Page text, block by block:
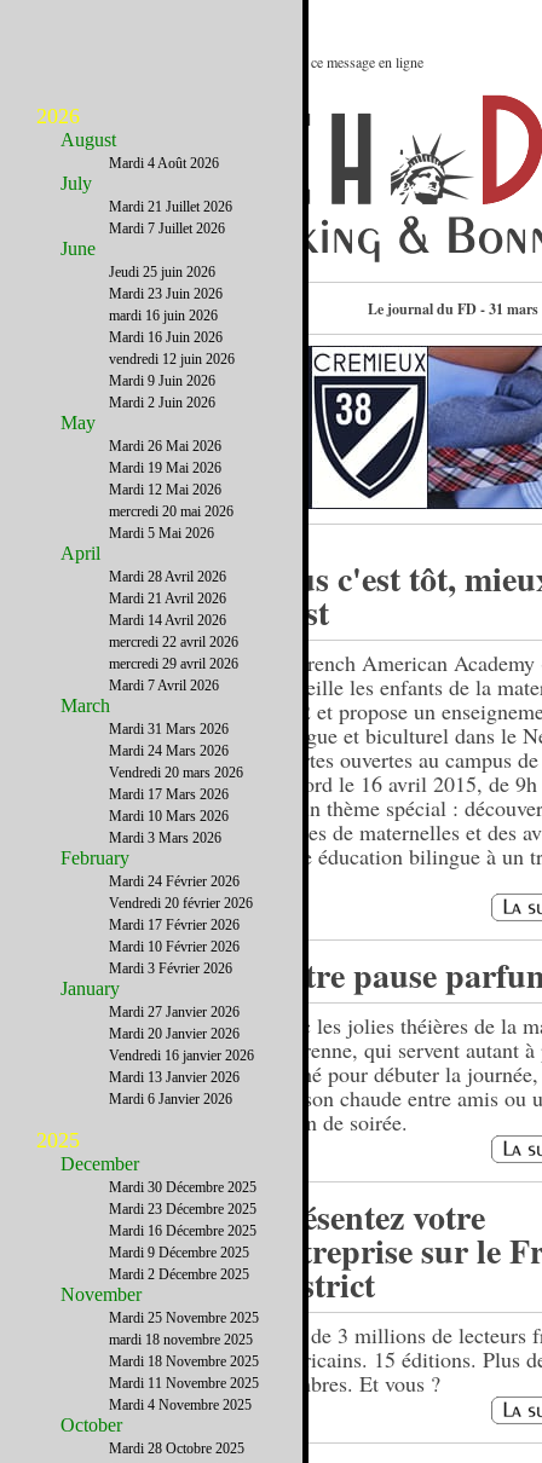
Le meilleur des Etats-Unis : Voir ce message en ligne
Le journal du FD - 31 mars
Plus c'est tôt,
c'est
La French American
accueille les enfants de la
CM2 et propose un
bilingue et biculturel dans le
- Portes ouvertes au campus
Milford le 16 avril 2015, de
sur un thème spécial :
classes de maternelles et des
d'une éducation bilingue à un
Votre pause
Avec les jolies théières de la
Degrenne, qui servent autant
un thé pour débuter la
boisson chaude entre amis ou
en fin de soirée.
Présentez votre
entreprise sur le
District
Près de 3 millions de lecteurs
américains. 15 éditions. Plus
membres. Et vous ?
2026
August
Mardi 4 Août 2026
July
Mardi 21 Juillet 2026
Mardi 7 Juillet 2026
June
Jeudi 25 juin 2026
Mardi 23 Juin 2026
mardi 16 juin 2026
Mardi 16 Juin 2026
vendredi 12 juin 2026
Mardi 9 Juin 2026
Mardi 2 Juin 2026
May
Mardi 26 Mai 2026
Mardi 19 Mai 2026
Mardi 12 Mai 2026
mercredi 20 mai 2026
Mardi 5 Mai 2026
April
Mardi 28 Avril 2026
Mardi 21 Avril 2026
Mardi 14 Avril 2026
mercredi 22 avril 2026
mercredi 29 avril 2026
Mardi 7 Avril 2026
March
Mardi 31 Mars 2026
Mardi 24 Mars 2026
Vendredi 20 mars 2026
Mardi 17 Mars 2026
Mardi 10 Mars 2026
Mardi 3 Mars 2026
February
Mardi 24 Février 2026
Vendredi 20 février 2026
Mardi 17 Février 2026
Mardi 10 Février 2026
Mardi 3 Février 2026
January
Mardi 27 Janvier 2026
Mardi 20 Janvier 2026
Vendredi 16 janvier 2026
Mardi 13 Janvier 2026
Mardi 6 Janvier 2026
2025
December
Mardi 30 Décembre 2025
Mardi 23 Décembre 2025
Mardi 16 Décembre 2025
Mardi 9 Décembre 2025
Mardi 2 Décembre 2025
November
Mardi 25 Novembre 2025
mardi 18 novembre 2025
Mardi 18 Novembre 2025
Mardi 11 Novembre 2025
Mardi 4 Novembre 2025
October
Mardi 28 Octobre 2025